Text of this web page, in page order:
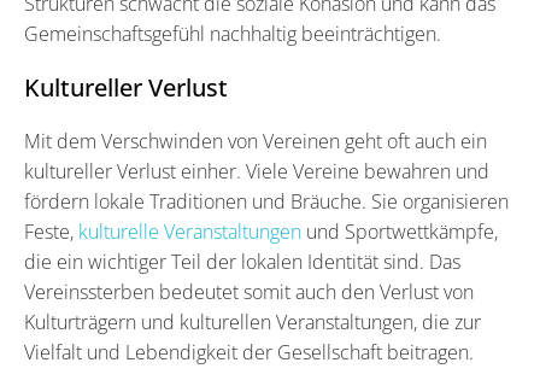
Gemeinschaftsgefühl nachhaltig beeinträchtigen.
Kultureller Verlust
Mit dem Verschwinden von Vereinen geht oft auch ein
kultureller Verlust einher. Viele Vereine bewahren und
fördern lokale Traditionen und Bräuche. Sie organisieren
Feste, kulturelle Veranstaltungen und Sportwettkämpfe,
die ein wichtiger Teil der lokalen Identität sind. Das
Vereinssterben bedeutet somit auch den Verlust von
Kulturträgern und kulturellen Veranstaltungen, die zur
Vielfalt und Lebendigkeit der Gesellschaft beitragen.